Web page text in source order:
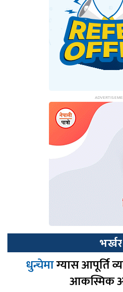
भर्खर
धुन्चेमाग्यास आपूर्ति
आकस्मिक